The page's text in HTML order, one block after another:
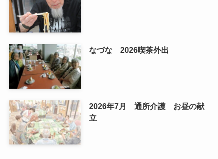
なづな 2026喫茶外出
2026年7月 通所介護 お昼の献
立